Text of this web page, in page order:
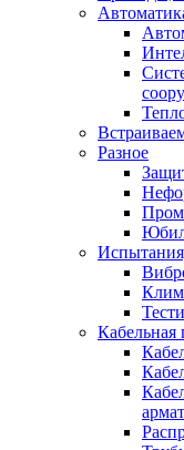
Разное
Кабельная